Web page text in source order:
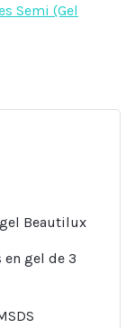
Semi (Gel
Beautilux
gel de 3